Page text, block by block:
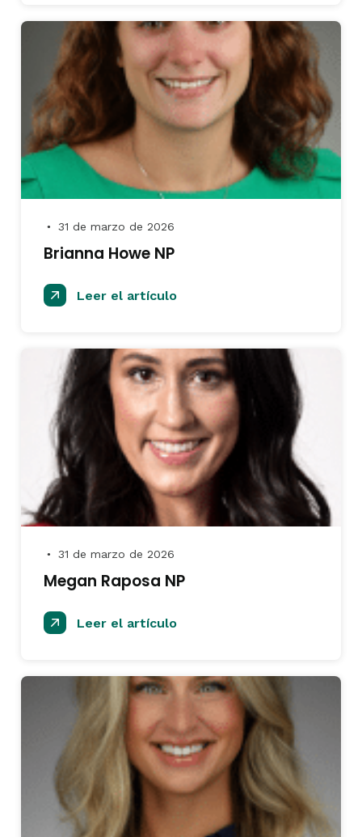
● 31 de marzo de 2026
Brianna Howe NP
Leer el artículo
● 31 de marzo de 2026
Megan Raposa NP
Leer el artículo